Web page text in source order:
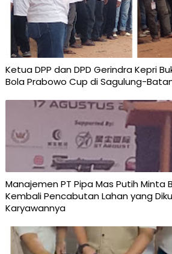
Ketua DPP dan DPD Gerindra Kepri
Bola Prabowo Cup di Sagulung-
Manajemen PT Pipa Mas Putih Minta
Kembali Pencabutan Lahan yang
Karyawannya